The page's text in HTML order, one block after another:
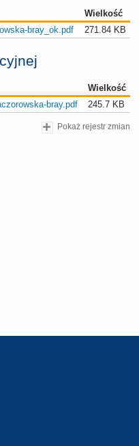
Wielkość
bray_ok.pdf
271.84 KB
Wielkość
bray.pdf
245.7 KB
Pokaż rejestr zmian